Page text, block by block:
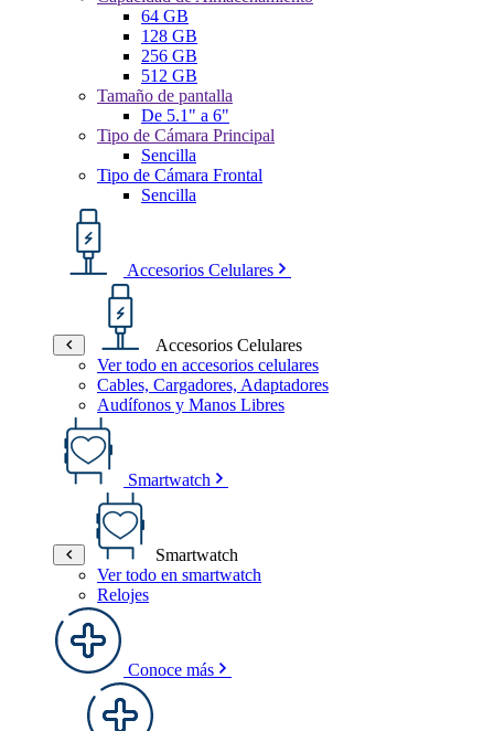
64 GB
128 GB
256 GB
512 GB
Tamaño de pantalla
De 5.1" a 6"
Tipo de Cámara Principal
Sencilla
Tipo de Cámara Frontal
Sencilla
Accesorios Celulares
Accesorios Celulares
Ver todo en accesorios celulares
Cables, Cargadores, Adaptadores
Audífonos y Manos Libres
Smartwatch
Smartwatch
Ver todo en smartwatch
Relojes
Conoce más